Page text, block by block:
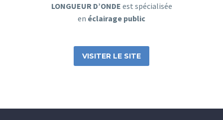
LONGUEUR D’ONDE est spécialisée
en éclairage public
VISITER LE SITE